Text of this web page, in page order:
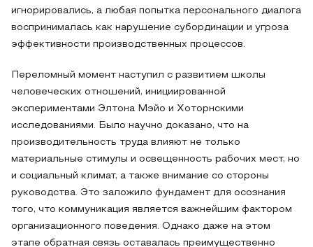
игнорировались, а любая попытка персонального диалога
воспринималась как нарушение субординации и угроза
эффективности производственных процессов.
Переломный момент наступил с развитием школы
человеческих отношений, инициированной
экспериментами Элтона Мэйо и Хоторнскими
исследованиями. Было научно доказано, что на
производительность труда влияют не только
материальные стимулы и освещенность рабочих мест, но
и социальный климат, а также внимание со стороны
руководства. Это заложило фундамент для осознания
того, что коммуникация является важнейшим фактором
организационного поведения. Однако даже на этом
этапе обратная связь оставалась преимущественно